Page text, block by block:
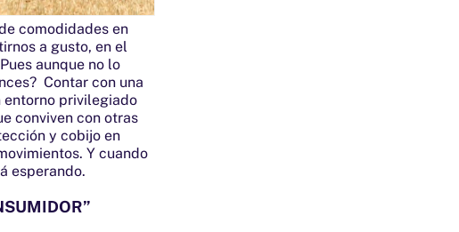
comodidades en
a gusto, en el
aunque no lo
Contar con una
entorno privilegiado
conviven con otras
y cobijo en
Y cuando
esperando.